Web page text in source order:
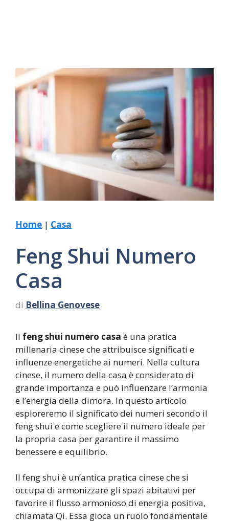
Home | Casa
Feng Shui Numero
Casa
di Bellina Genovese
Il feng shui numero casa è una pratica
millenaria cinese che attribuisce significati e
influenze energetiche ai numeri. Nella cultura
cinese, il numero della casa è considerato di
grande importanza e può influenzare l’armonia
e l’energia della dimora. In questo articolo
esploreremo il significato dei numeri secondo il
feng shui e come scegliere il numero ideale per
la propria casa per garantire il massimo
benessere e equilibrio.
Il feng shui è un’antica pratica cinese che si
occupa di armonizzare gli spazi abitativi per
favorire il flusso armonioso di energia positiva,
chiamata Qi. Essa gioca un ruolo fondamentale